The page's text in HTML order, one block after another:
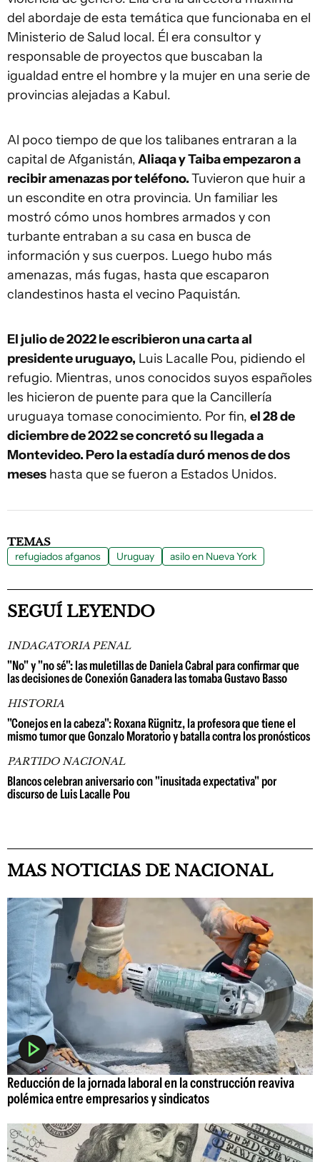
del abordaje de esta temática que funcionaba en el
Ministerio de Salud local. Él era consultor y
responsable de proyectos que buscaban la
igualdad entre el hombre y la mujer en una serie de
provincias alejadas a Kabul.
Al poco tiempo de que los talibanes entraran a la
capital de Afganistán,Aliaqa y Taiba empezaron a
recibir amenazas por teléfono.Tuvieron que huir a
un escondite en otra provincia. Un familiar les
mostró cómo unos hombres armados y con
turbante entraban a su casa en busca de
información y sus cuerpos. Luego hubo más
amenazas, más fugas, hasta que escaparon
clandestinos hasta el vecino Paquistán.
El julio de 2022 le escribieron una carta al
presidente uruguayo, Luis Lacalle Pou, pidiendo el
refugio. Mientras, unos conocidos suyos españoles
les hicieron de puente para que la Cancillería
uruguaya tomase conocimiento. Por fin, el 28 de
diciembre de 2022 se concretó su llegada a
Montevideo. Pero la estadía duró menos de dos
meses hasta que se fueron a Estados Unidos.
TEMAS
refugiados afganos Uruguay asilo en Nueva York
SEGUÍ LEYENDO
INDAGATORIA PENAL
"No" y "no sé": las muletillas de Daniela Cabral para confirmar que
las decisiones de Conexión Ganadera las tomaba Gustavo Basso
HISTORIA
"Conejos en la cabeza": Roxana Rügnitz, la profesora que tiene el
mismo tumor que Gonzalo Moratorio y batalla contra los pronósticos
PARTIDO NACIONAL
Blancos celebran aniversario con "inusitada expectativa" por
discurso de Luis Lacalle Pou
MAS NOTICIAS DE NACIONAL
Reducción de la jornada laboral en la construcción reaviva
polémica entre empresarios y sindicatos